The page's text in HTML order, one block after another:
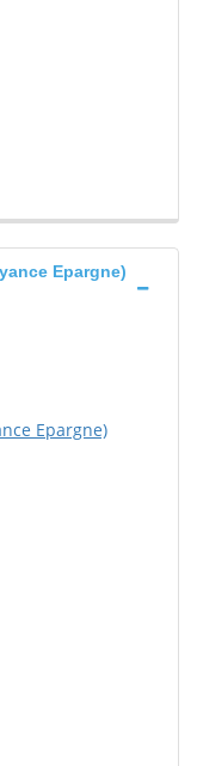
Epargne)
Epargne)